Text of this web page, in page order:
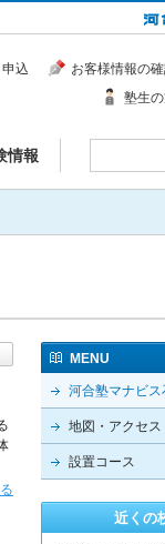
情報
込 お客様情報の
塾生
MENU
河合塾マナビ
地図・アクセス
設置コース
近くの